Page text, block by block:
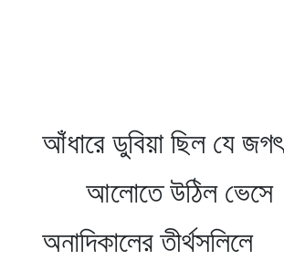
আঁধারে ডুবিয়া ছিল যে জগৎ
আলোতে উঠিল ভেসে
অনাদিকালের তীর্থসলিলে